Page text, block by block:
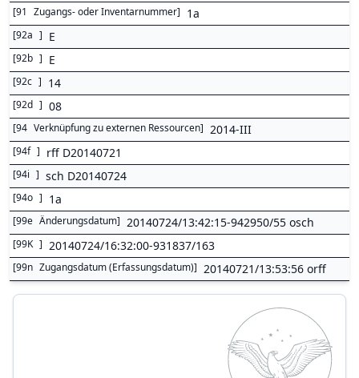
[91 Zugangs- oder Inventarnummer] 1a
[92a ] E
[92b ] E
[92c ] 14
[92d ] 08
[94 Verknüpfung zu externen Ressourcen] 2014-III
[94f ] rff D20140721
[94i ] sch D20140724
[94o ] 1a
[99e Änderungsdatum] 20140724/13:42:15-942950/55 osch
[99K ] 20140724/16:32:00-931837/163
[99n Zugangsdatum (Erfassungsdatum)] 20140721/13:53:56 orff